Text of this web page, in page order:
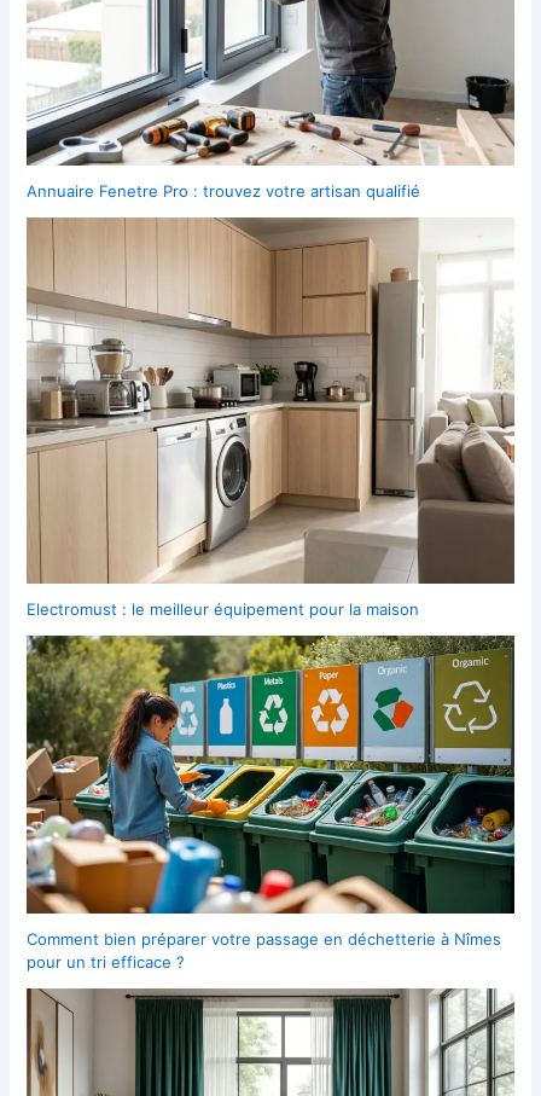
Annuaire Fenetre Pro : trouvez votre artisan qualifié
Electromust : le meilleur équipement pour la maison
Comment bien préparer votre passage en déchetterie à Nîmes
pour un tri efficace ?